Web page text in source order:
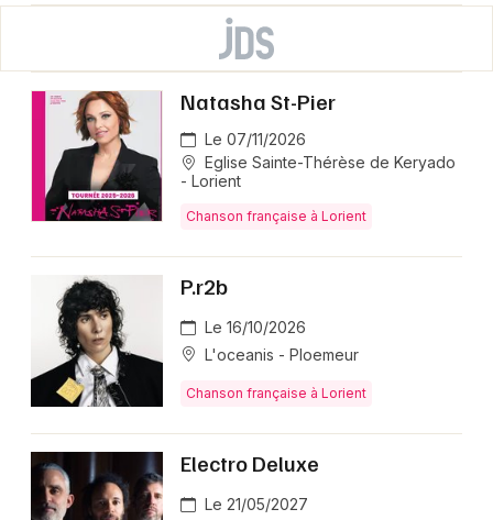
Natasha St-Pier
Le 07/11/2026
Eglise Sainte-Thérèse de Keryado
- Lorient
Chanson française à Lorient
P.r2b
Le 16/10/2026
L'oceanis - Ploemeur
Chanson française à Lorient
Electro Deluxe
Le 21/05/2027